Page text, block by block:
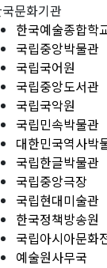
문화기관
한국예술종합학
국립중앙박물관
국립국어원
국립중앙도서관
국립국악원
국립민속박물관
대한민국역사박
국립한글박물관
국립중앙극장
국립현대미술관
한국정책방송원
국립아시아문화
예술원사무국